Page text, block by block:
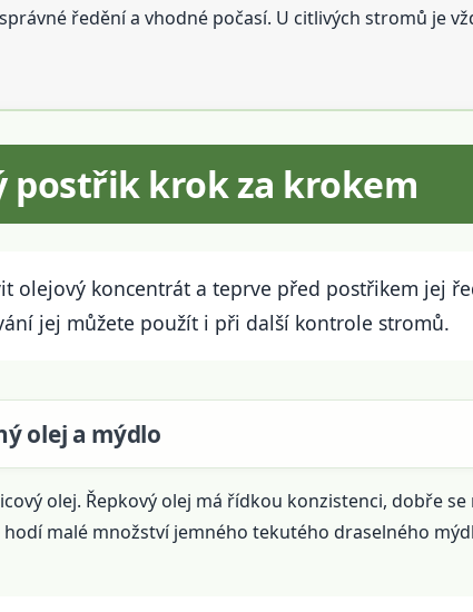
ředění a vhodné počasí. U citlivých stromů je
postřik krok za krokem
olejový koncentrát a teprve před postřikem jej
jej můžete použít i při další kontrole stromů.
olej a mýdlo
olej. Řepkový olej má řídkou konzistenci, dobře
malé množství jemného tekutého draselného